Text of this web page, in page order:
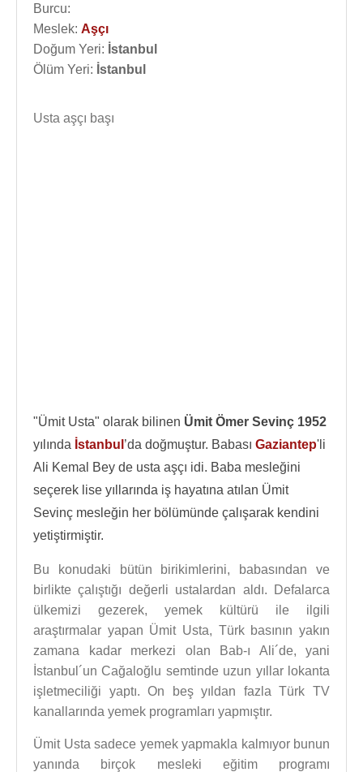
Burcu:
Meslek: Aşçı
Doğum Yeri: İstanbul
Ölüm Yeri: İstanbul
Usta aşçı başı
"Ümit Usta" olarak bilinen Ümit Ömer Sevinç 1952
yılında İstanbul ’da doğmuştur. Babası Gaziantep'li
Ali Kemal Bey de usta aşçı idi. Baba mesleğini
seçerek lise yıllarında iş hayatına atılan Ümit
Sevinç mesleğin her bölümünde çalışarak kendini
yetiştirmiştir.
Bu konudaki bütün birikimlerini, babasından ve
birlikte çalıştığı değerli ustalardan aldı. Defalarca
ülkemizi gezerek, yemek kültürü ile ilgili
araştırmalar yapan Ümit Usta, Türk basının yakın
zamana kadar merkezi olan Bab-ı Ali´de, yani
İstanbul´un Cağaloğlu semtinde uzun yıllar lokanta
işletmeciliği yaptı. On beş yıldan fazla Türk TV
kanallarında yemek programları yapmıştır.
Ümit Usta sadece yemek yapmakla kalmıyor bunun
yanında birçok mesleki eğitim programı